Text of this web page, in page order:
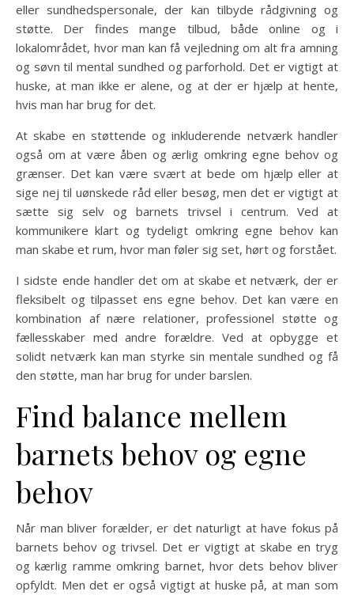
eller sundhedspersonale, der kan tilbyde rådgivning og
støtte. Der findes mange tilbud, både online og i
lokalområdet, hvor man kan få vejledning om alt fra amning
og søvn til mental sundhed og parforhold. Det er vigtigt at
huske, at man ikke er alene, og at der er hjælp at hente,
hvis man har brug for det.
At skabe en støttende og inkluderende netværk handler
også om at være åben og ærlig omkring egne behov og
grænser. Det kan være svært at bede om hjælp eller at
sige nej til uønskede råd eller besøg, men det er vigtigt at
sætte sig selv og barnets trivsel i centrum. Ved at
kommunikere klart og tydeligt omkring egne behov kan
man skabe et rum, hvor man føler sig set, hørt og forstået.
I sidste ende handler det om at skabe et netværk, der er
fleksibelt og tilpasset ens egne behov. Det kan være en
kombination af nære relationer, professionel støtte og
fællesskaber med andre forældre. Ved at opbygge et
solidt netværk kan man styrke sin mentale sundhed og få
den støtte, man har brug for under barslen.
Find balance mellem
barnets behov og egne
behov
Når man bliver forælder, er det naturligt at have fokus på
barnets behov og trivsel. Det er vigtigt at skabe en tryg
og kærlig ramme omkring barnet, hvor dets behov bliver
opfyldt. Men det er også vigtigt at huske på, at man som